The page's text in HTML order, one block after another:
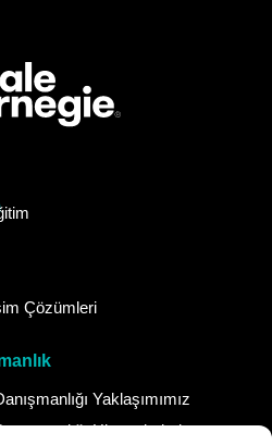
Çözümleri
Yaklaşımımız
Hizmetlerimiz